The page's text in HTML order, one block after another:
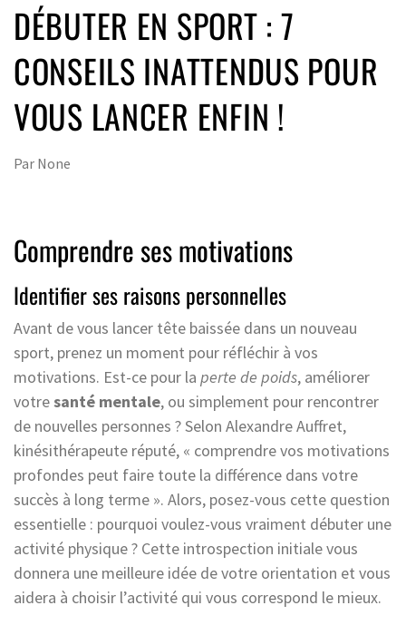
DÉBUTER EN SPORT : 7
CONSEILS INATTENDUS POUR
VOUS LANCER ENFIN !
Par None
Comprendre ses motivations
Identifier ses raisons personnelles
Avant de vous lancer tête baissée dans un nouveau
sport, prenez un moment pour réfléchir à vos
motivations. Est-ce pour la perte de poids, améliorer
votresanté mentale, ou simplement pour rencontrer
de nouvelles personnes ? Selon Alexandre Auffret,
kinésithérapeute réputé, « comprendre vos motivations
profondes peut faire toute la différence dans votre
succès à long terme ». Alors, posez-vous cette question
essentielle : pourquoi voulez-vous vraiment débuter une
activité physique ? Cette introspection initiale vous
donnera une meilleure idée de votre orientation et vous
aidera à choisir l’activité qui vous correspond le mieux.